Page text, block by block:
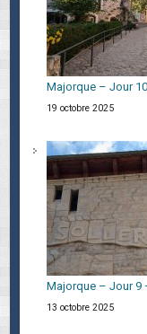
Majorque – Jour
19 octobre 2025
Majorque – Jour 9
13 octobre 2025